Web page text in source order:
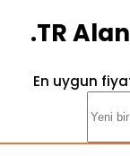
.TR
En uygun